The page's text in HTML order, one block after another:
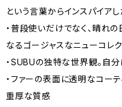
という言葉からインスパイアし
・普段使いだけでなく、晴れ
なるゴージャスなニューコレ
・SUBUの独特な世界観。自
・ファーの表面に透明なコー
重厚な質感